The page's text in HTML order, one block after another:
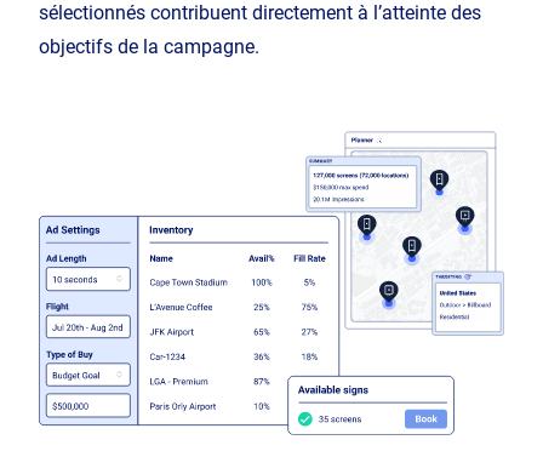
sélectionnés contribuent directement à l’atteinte des
objectifs de la campagne.